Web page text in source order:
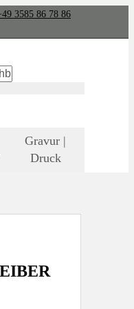
3585 86 78 86
Gravur |
Druck